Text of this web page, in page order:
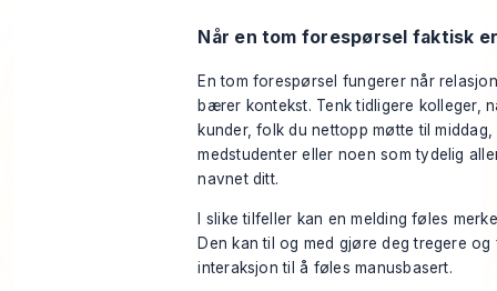
Når en tom forespørsel faktisk
En tom forespørsel fungerer når
bærer kontekst. Tenk tidligere kolleger,
kunder, folk du nettopp møtte til middag,
medstudenter eller noen som tydelig
navnet ditt.
I slike tilfeller kan en melding føles
Den kan til og med gjøre deg tregere og
interaksjon til å føles manusbasert.